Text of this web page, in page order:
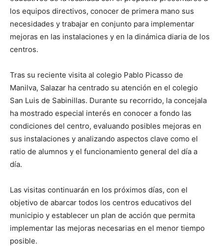
los equipos directivos, conocer de primera mano sus
necesidades y trabajar en conjunto para implementar
mejoras en las instalaciones y en la dinámica diaria de los
centros.
Tras su reciente visita al colegio Pablo Picasso de
Manilva, Salazar ha centrado su atención en el colegio
San Luis de Sabinillas. Durante su recorrido, la concejala
ha mostrado especial interés en conocer a fondo las
condiciones del centro, evaluando posibles mejoras en
sus instalaciones y analizando aspectos clave como el
ratio de alumnos y el funcionamiento general del día a
día.
Las visitas continuarán en los próximos días, con el
objetivo de abarcar todos los centros educativos del
municipio y establecer un plan de acción que permita
implementar las mejoras necesarias en el menor tiempo
posible.